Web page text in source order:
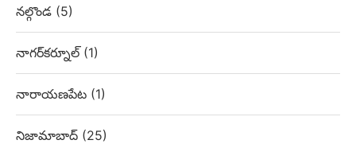
నల్గొండ (5)
నాగర్‌కర్నూల్ (1)
నారాయణపేట (1)
నిజామాబాద్ (25)